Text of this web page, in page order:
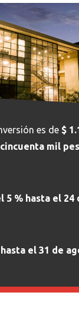
es de $
mil
5 % hasta el 24
el 31 de